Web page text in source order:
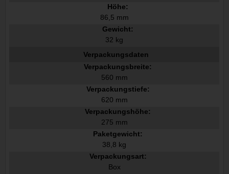
Höhe:
86,5 mm
Gewicht:
32 kg
Verpackungsdaten
Verpackungsbreite:
560 mm
Verpackungstiefe:
620 mm
Verpackungshöhe:
275 mm
Paketgewicht:
38,8 kg
Verpackungsart:
Box